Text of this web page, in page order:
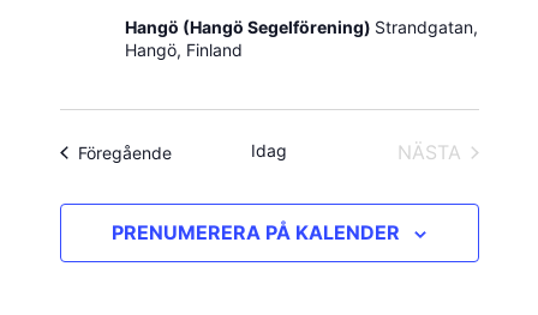
Hangö (Hangö Segelförening) Strandgatan,
Hangö, Finland
FöregåendeEvenemangIdag
NÄSTA
PRENUMERERA PÅ KALENDER